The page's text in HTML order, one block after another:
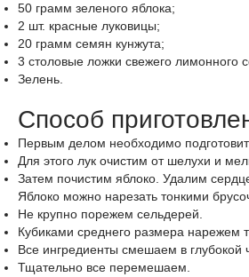
50 грамм зеленого яблока;
2 шт. красные луковицы;
20 грамм семян кунжута;
3 столовые ложки свежего лимонного
Зелень
Способ
Первым делом необходимо
Для этого лук очистим от шелухи и
Затем почистим яблоко. Удалим
Яблоко можно нарезать тонкими
Не крупно порежем сельдерей.
Кубиками среднего размера нарежем
Все ингредиенты смешаем в глубокой
Тщательно все перемешаем.